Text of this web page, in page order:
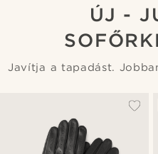
ÚJ -
Javítja a tapadást.